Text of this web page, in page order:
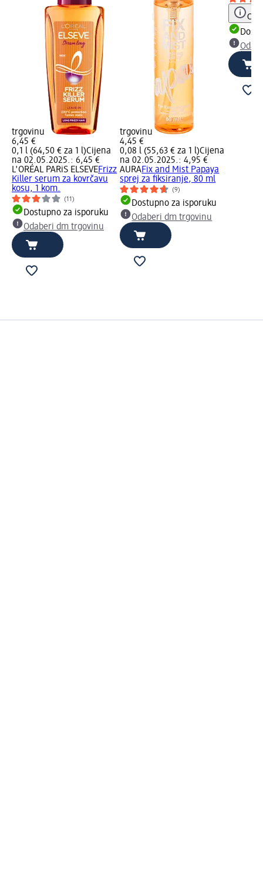
trgovinu
6,45 €
0,1 l (64,50 € za 1 l)Cijena
na 02.05.2025.: 6,45 €
L'ORÉAL PARiS ELSEVEFrizz
Killer serum za kovrčavu
kosu, 1 kom.
(11)
Dostupno za isporuku
Odaberi dm trgovinu
trgovinu
4,45 €
0,08 l (55,63 € za 1 l)Cijena
na 02.05.2025.: 4,95 €
AURAFix and Mist Papaya
sprej za fiksiranje, 80 ml
(9)
Dostupno za isporuku
Odaberi dm trgovinu